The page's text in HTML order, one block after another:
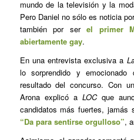
mundo de la televisión y la
Pero Daniel no sólo es noticia
también por serel primer
abiertamente gay.
En una entrevista exclusiva a
lo sorprendido y
resultado del concurso. Con
Arona explicó a LOCque
candidatos más fuertes,
“Da para sentirse orgulloso”,